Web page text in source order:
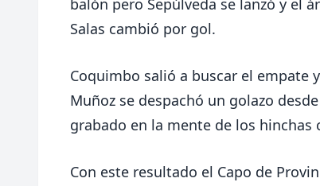
balón pero Sepúlveda se lanzó y el
Salas cambió por gol.
Coquimbo salió a buscar el empate
Muñoz se despachó un golazo
grabado en la mente de los
Con este resultado el Capo de